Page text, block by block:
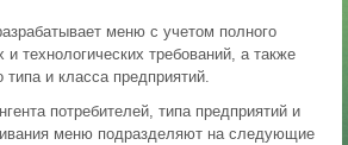
меню с учетом полного
технологических требований, а также
типа и класса предприятий.
потребителей, типа предприятий и
меню подразделяют на следующие